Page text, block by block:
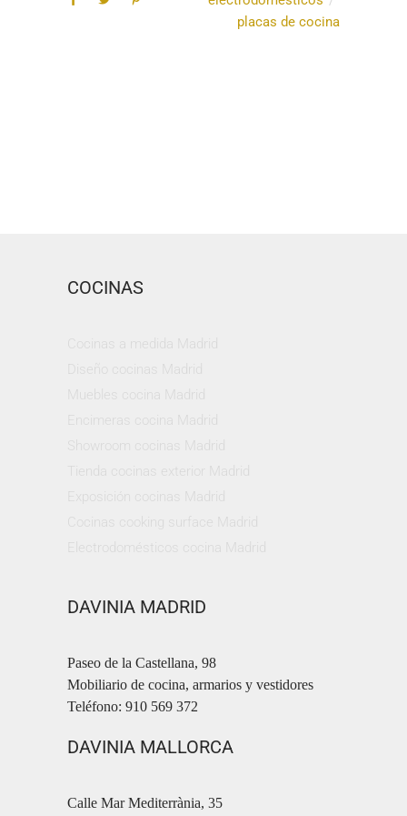
placas de cocina
COCINAS
DAVINIA MADRID
Paseo de la Castellana, 98
Mobiliario de cocina, armarios y vestidores
Teléfono: 910 569 372
DAVINIA MALLORCA
Calle Mar Mediterrània, 35